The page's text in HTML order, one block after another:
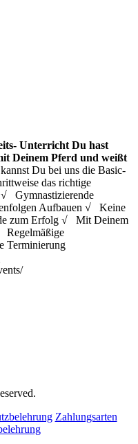
Unterricht Du hast
Deinem Pferd und weißt
Du bei uns die Basic-
das richtige
Gymnastizierende
Aufbauen √ Keine
zum Erfolg √ Mit Deinem
Regelmäßige
Terminierung
Zahlungsarten